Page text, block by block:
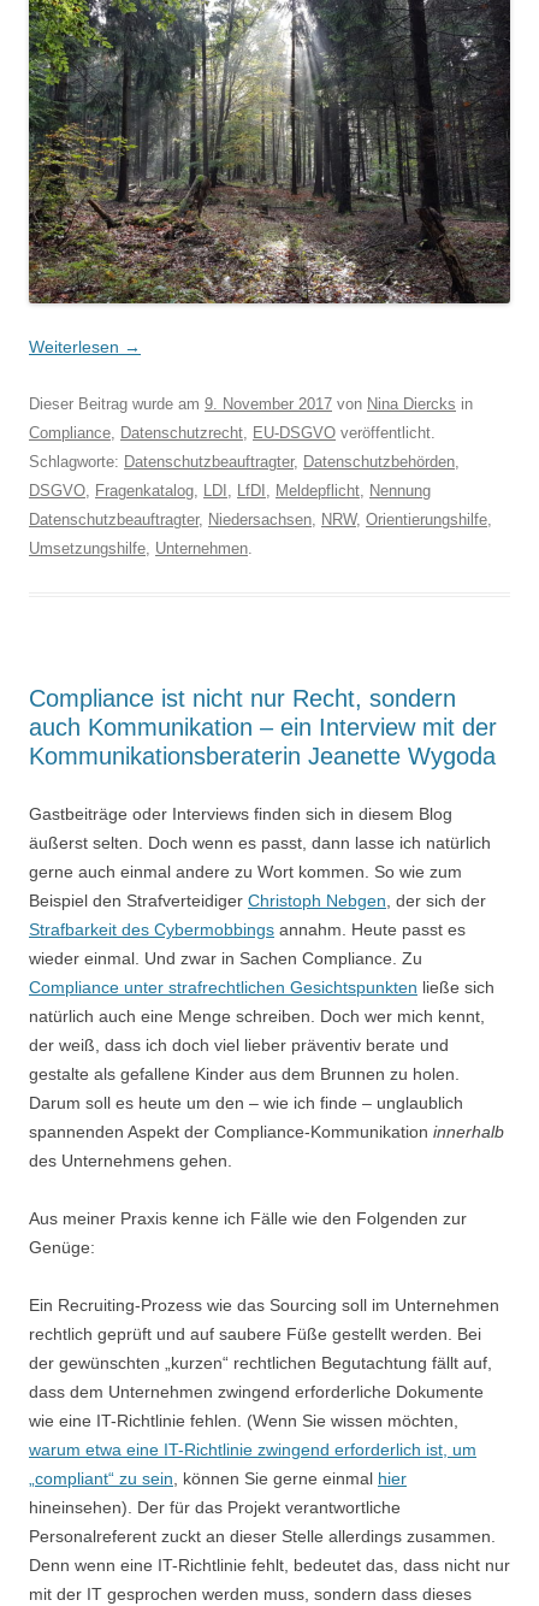
Weiterlesen →
Dieser Beitrag wurde am 9. November 2017 von Nina Diercks in
Compliance, Datenschutzrecht, EU-DSGVO veröffentlicht.
Schlagworte: Datenschutzbeauftragter, Datenschutzbehörden,
DSGVO, Fragenkatalog, LDI , LfDI , Meldepflicht, Nennung
Datenschutzbeauftragter, Niedersachsen, NRW, Orientierungshilfe,
Umsetzungshilfe, Unternehmen.
Compliance ist nicht nur Recht, sondern
auch Kommunikation – ein Interview mit der
Kommunikationsberaterin Jeanette Wygoda
Gastbeiträge oder Interviews finden sich in diesem Blog
äußerst selten. Doch wenn es passt, dann lasse ich natürlich
gerne auch einmal andere zu Wort kommen. So wie zum
Beispiel den Strafverteidiger Christoph Nebgen , der sich der
Strafbarkeit des Cybermobbings annahm. Heute passt es
wieder einmal. Und zwar in Sachen Compliance. Zu
Compliance unter strafrechtlichen Gesichtspunkten ließe sich
natürlich auch eine Menge schreiben. Doch wer mich kennt,
der weiß, dass ich doch viel lieber präventiv berate und
gestalte als gefallene Kinder aus dem Brunnen zu holen.
Darum soll es heute um den – wie ich finde – unglaublich
spannenden Aspekt der Compliance-Kommunikation innerhalb
des Unternehmens gehen.
Aus meiner Praxis kenne ich Fälle wie den Folgenden zur
Genüge:
Ein Recruiting-Prozess wie das Sourcing soll im Unternehmen
rechtlich geprüft und auf saubere Füße gestellt werden. Bei
der gewünschten „kurzen“ rechtlichen Begutachtung fällt auf,
dass dem Unternehmen zwingend erforderliche Dokumente
wie eine IT-Richtlinie fehlen. (Wenn Sie wissen möchten,
warum etwa eine IT-Richtlinie zwingend erforderlich ist, um
„compliant“ zu sein , können Sie gerne einmal hier
hineinsehen). Der für das Projekt verantwortliche
Personalreferent zuckt an dieser Stelle allerdings zusammen.
Denn wenn eine IT-Richtlinie fehlt, bedeutet das, dass nicht nur
mit der IT gesprochen werden muss, sondern dass dieses